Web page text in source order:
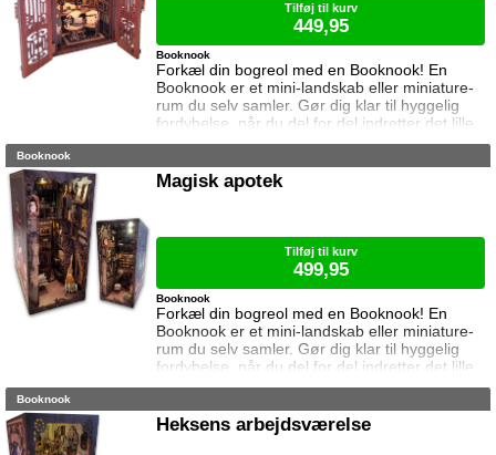
Forkæl din bogreol med en Booknook! En
Booknook er et mini-landskab eller miniature-
rum du selv samler. Gør dig klar til hyggelig
fordybelse, når du del for del indretter det lille
rum med de fineste detaljer. Med lukkede
og med det indbyggede lys, pynter den også i
mørke. I denne booknook besøger vi
Booknook
Tilføj til kurv
449,95
Booknook
Magisk apotek
Forkæl din bogreol med en Booknook! En
Booknook er et mini-landskab eller miniature-
rum du selv samler. Gør dig klar til hyggelig
fordybelse, når du del for del indretter det lille
rum med de fineste detaljer. Med lukkede
og med det indbyggede lys, pynter den også i
mørke. I denne booknook kigger vi ind hos det
Booknook
Tilføj til kurv
499,95
Booknook
Heksens arbejdsværelse